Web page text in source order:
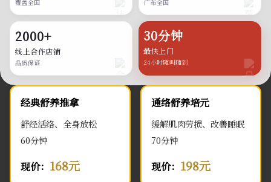
覆盖全国 广布全国
2000+
线上合作店铺
品质保证
30分钟
最快上门
24小时随叫随到
经典舒养推拿
舒经活络、全身放松
60分钟
现价： 168元
通络舒养培元
缓解肌肉劳损、改善睡眠
70分钟
现价： 198元